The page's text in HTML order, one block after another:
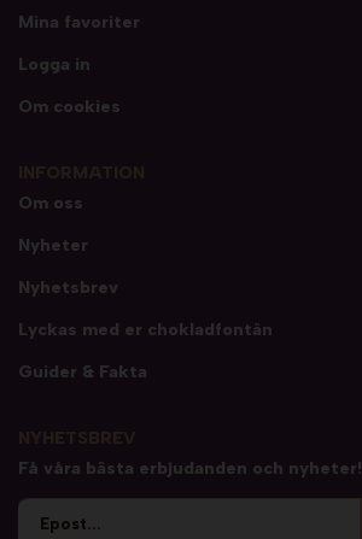
Mina favoriter
Logga in
Om cookies
Om oss
Nyheter
Nyhetsbrev
Lyckas med er chokladfontän
Guider & Fakta
Få våra bästa erbjudanden och nyheter!